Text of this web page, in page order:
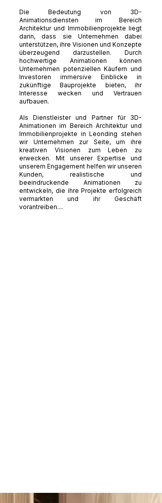
Die Bedeutung von 3D-
Animationsdiensten im Bereich
Architektur und Immobilienprojekte liegt
darin, dass sie Unternehmen dabei
unterstützen, ihre Visionen und Konzepte
überzeugend darzustellen. Durch
hochwertige Animationen können
Unternehmen potenziellen Käufern und
Investoren immersive Einblicke in
zukünftige Bauprojekte bieten, ihr
Interesse wecken und Vertrauen
aufbauen.
Als Dienstleister und Partner für 3D-
Animationen im Bereich Architektur und
Immobilienprojekte in Leonding stehen
wir Unternehmen zur Seite, um ihre
kreativen Visionen zum Leben zu
erwecken. Mit unserer Expertise und
unserem Engagement helfen wir unseren
Kunden, realistische und
beeindruckende Animationen zu
entwickeln, die ihre Projekte erfolgreich
vermarkten und ihr Geschäft
vorantreiben....